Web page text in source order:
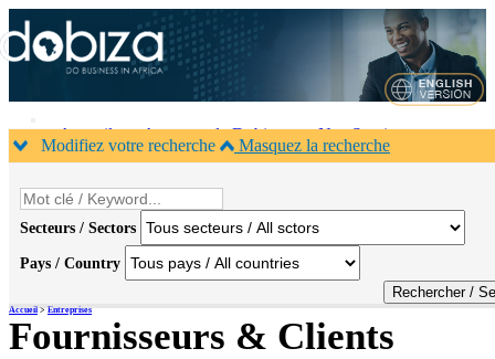
Accueil A propos de Dobiza
Nos Services
Agenda B2B
Contacts
Modifiez votre recherche Masquez la recherche
Secteurs / Sectors
Pays / Country
Accueil>Entreprises
Fournisseurs & Clients